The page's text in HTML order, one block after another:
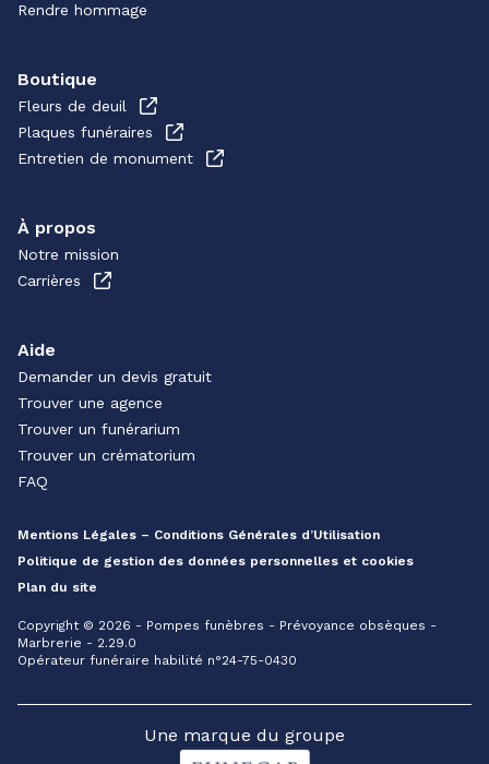
Rendre hommage
Boutique
Fleurs de deuil
Plaques funéraires
Entretien de monument
À propos
Notre mission
Carrières
Aide
Demander un devis gratuit
Trouver une agence
Trouver un funérarium
Trouver un crématorium
FAQ
Mentions Légales – Conditions Générales d’Utilisation
Politique de gestion des données personnelles et cookies
Plan du site
Copyright © 2026 - Pompes funèbres - Prévoyance obsèques -
Marbrerie - 2.29.0
Opérateur funéraire habilité n°24-75-0430
Une marque du groupe